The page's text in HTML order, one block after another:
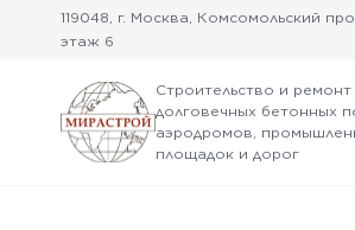
119048, г. Москва, Комсомольский
этаж 6
Строительство и ремонт
долговечных бетонных
аэродромов,
площадок и дорог